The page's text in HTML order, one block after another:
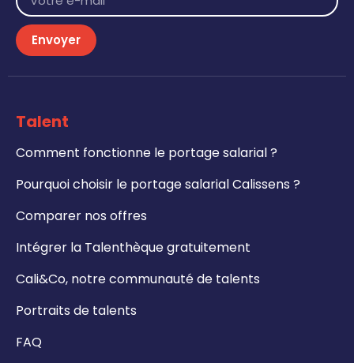
Envoyer
Talent
Comment fonctionne le portage salarial ?
Pourquoi choisir le portage salarial Calissens ?
Comparer nos offres
Intégrer la Talenthèque gratuitement
Cali&Co, notre communauté de talents
Portraits de talents
FAQ